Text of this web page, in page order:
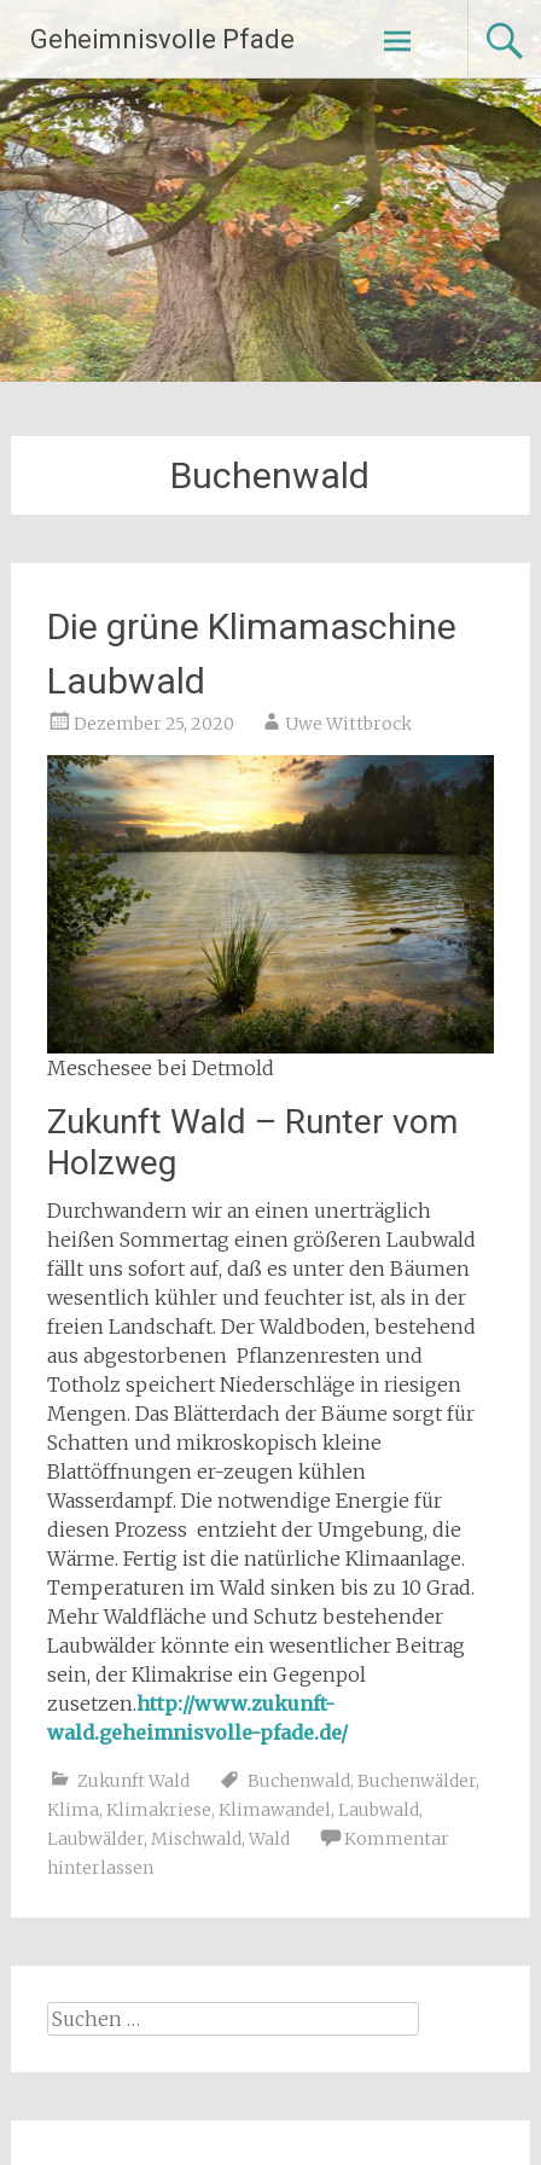
Inhalt
springen
Geheimnisvolle Pfade
Buchenwald
Die grüne Klimamaschine
Laubwald
Dezember 25, 2020 Uwe Wittbrock
Meschesee bei Detmold
Zukunft Wald – Runter vom
Holzweg
Durchwandern wir an einen unerträglich
heißen Sommertag einen größeren Laubwald
fällt uns sofort auf, daß es unter den Bäumen
wesentlich kühler und feuchter ist, als in der
freien Landschaft. Der Waldboden, bestehend
aus abgestorbenen Pflanzenresten und
Totholz speichert Niederschläge in riesigen
Mengen. Das Blätterdach der Bäume sorgt für
Schatten und mikroskopisch kleine
Blattöffnungen er-zeugen kühlen
Wasserdampf. Die notwendige Energie für
diesen Prozess entzieht der Umgebung, die
Wärme. Fertig ist die natürliche Klimaanlage.
Temperaturen im Wald sinken bis zu 10 Grad.
Mehr Waldfläche und Schutz bestehender
Laubwälder könnte ein wesentlicher Beitrag
sein, der Klimakrise ein Gegenpol
zusetzen.http://www.zukunft-
wald.geheimnisvolle-pfade.de/
Zukunft Wald Buchenwald, Buchenwälder,
Klima, Klimakriese, Klimawandel, Laubwald,
Laubwälder, Mischwald, Wald
Kommentar
hinterlassen
Suchen
nach: